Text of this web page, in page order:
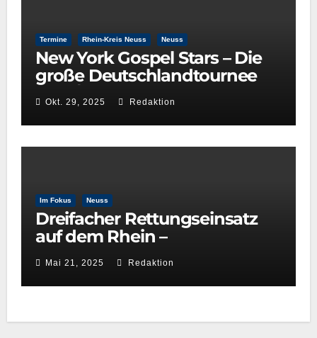
Termine Rhein-Kreis Neuss Neuss
New York Gospel Stars – Die
große Deutschlandtournee
2025/26
Okt. 29, 2025 Redaktion
Im Fokus Neuss
Dreifacher Rettungseinsatz
auf dem Rhein –
Wasserwacht Neuss beweist
schnelle Reaktionsfähigkeit
Mai 21, 2025 Redaktion